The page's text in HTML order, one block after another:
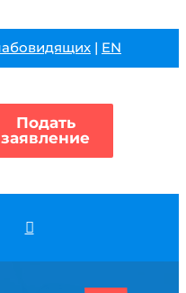
| EN
Подать
заявление